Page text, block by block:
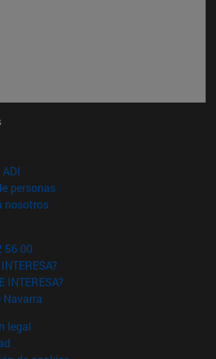
en nueva ventana)
personas(abre en nueva ventana)
nosotros(abre en nueva ventana)
56 00
INTERESA?
legal